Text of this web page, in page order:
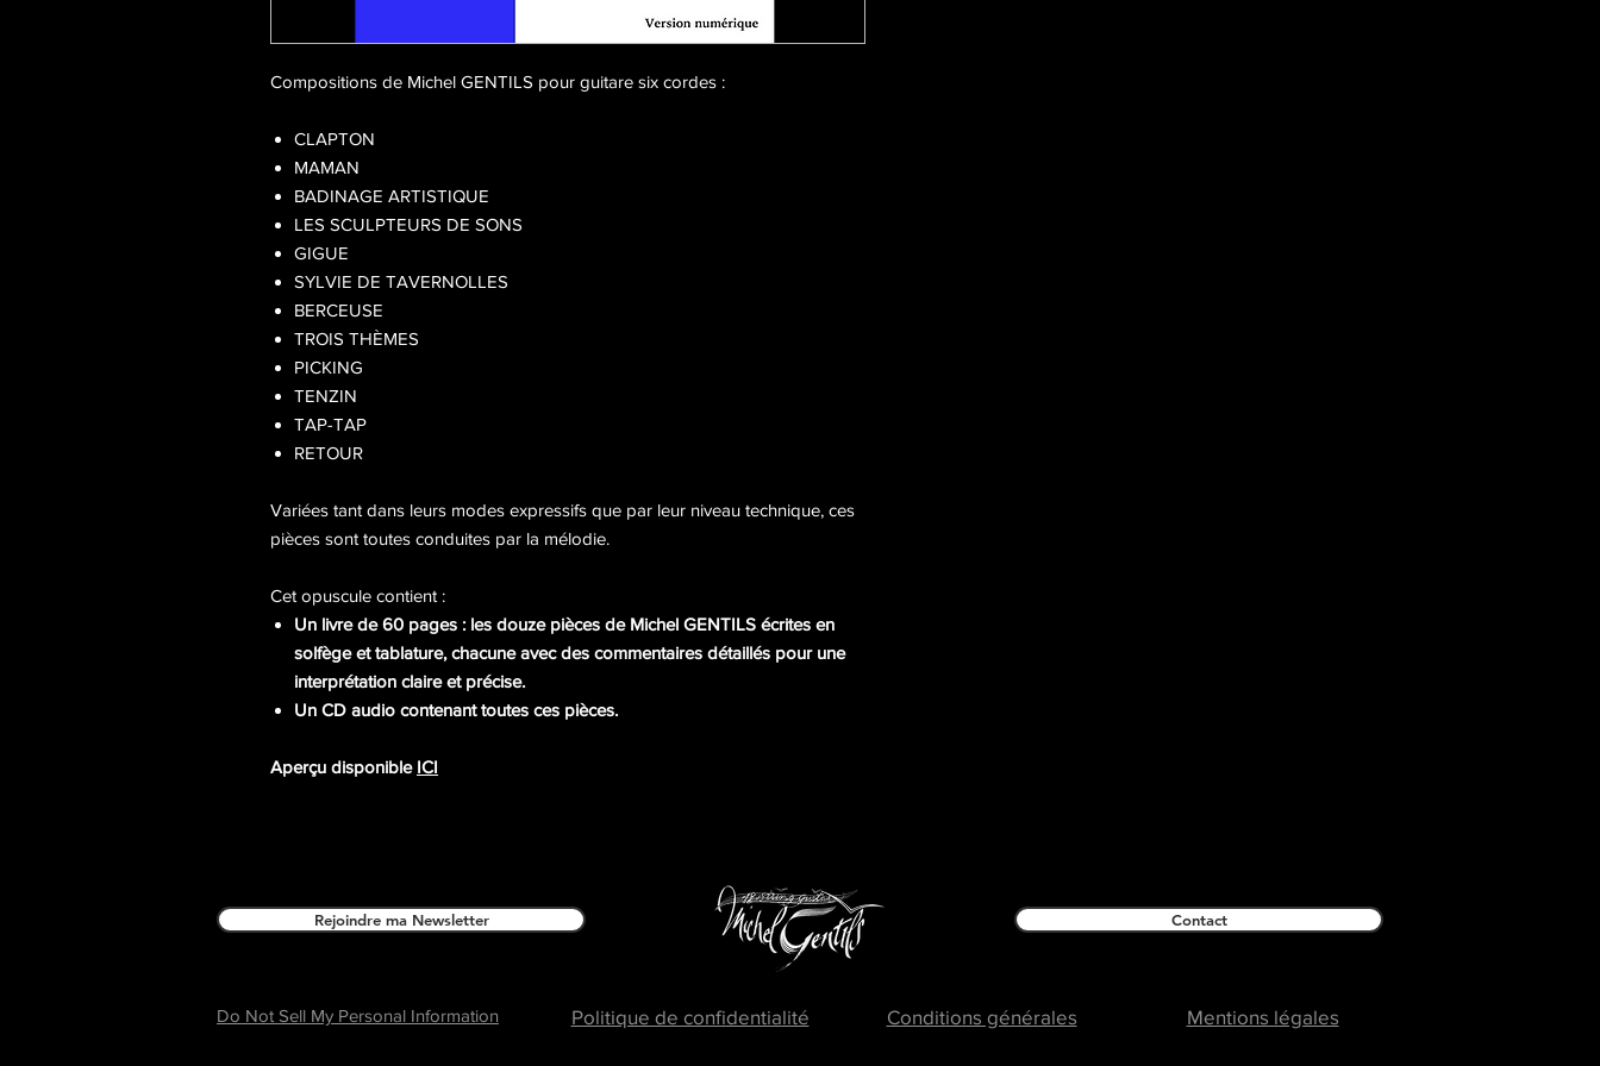
Compositions de Michel GENTILS pour guitare six cordes :
CLAPTON
MAMAN
BADINAGE ARTISTIQUE
LES SCULPTEURS DE SONS
GIGUE
SYLVIE DE TAVERNOLLES
BERCEUSE
TROIS THÈMES
PICKING
TENZIN
TAP-TAP
RETOUR
Variées tant dans leurs modes expressifs que par leur niveau technique, ces
pièces sont toutes conduites par la mélodie.
Cet opuscule contient :
Un livre de 60 pages : les douze pièces de Michel GENTILS écrites en
solfège et tablature, chacune avec des commentaires détaillés pour une
interprétation claire et précise.
Un CD audio contenant toutes ces pièces.
Aperçu disponible ICI
Rejoindre ma Newsletter Contact
Do Not Sell My Personal Information Politique de confidentialité Conditions générales Mentions légales